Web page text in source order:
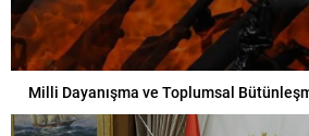
Milli Dayanışma ve Toplumsal